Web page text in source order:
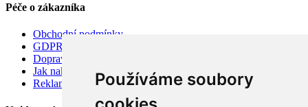
Používáme soubory
Péče o zákazníka
Obchodní podmínky
GDPR
Doprava
Jak nakupovat
Reklamace